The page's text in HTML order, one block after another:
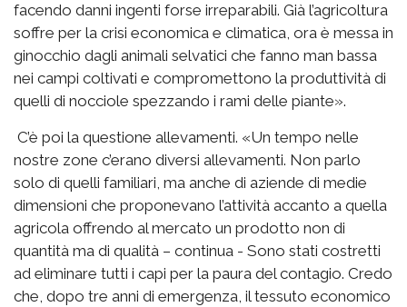
facendo danni ingenti forse irreparabili. Già l’agricoltura
soffre per la crisi economica e climatica, ora è messa in
ginocchio dagli animali selvatici che fanno man bassa
nei campi coltivati e compromettono la produttività di
quelli di nocciole spezzando i rami delle piante».
C’è poi la questione allevamenti. «Un tempo nelle
nostre zone c’erano diversi allevamenti. Non parlo
solo di quelli familiari, ma anche di aziende di medie
dimensioni che proponevano l’attività accanto a quella
agricola offrendo al mercato un prodotto non di
quantità ma di qualità – continua - Sono stati costretti
ad eliminare tutti i capi per la paura del contagio. Credo
che, dopo tre anni di emergenza, il tessuto economico